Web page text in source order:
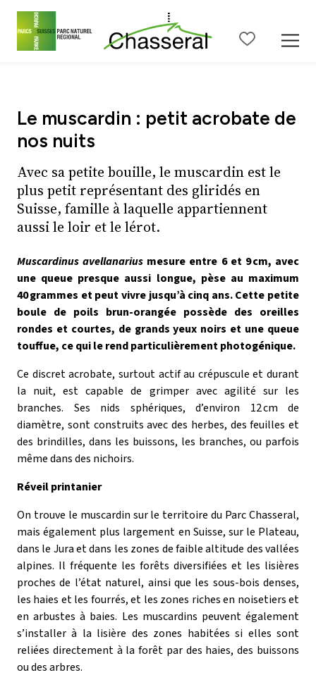
Contenu de la page
Le muscardin : petit acrobate de
nos nuits
Avec sa petite bouille, le muscardin est le
plus petit représentant des gliridés en
Suisse, famille à laquelle appartiennent
aussi le loir et le lérot.
Muscardinus avellanarius mesure entre 6 et 9cm, avec
une queue presque aussi longue, pèse au maximum
40grammes et peut vivre jusqu’à cinq ans. Cette petite
boule de poils brun-orangée possède des oreilles
rondes et courtes, de grands yeux noirs et une queue
touffue, ce qui le rend particulièrement photogénique.
Ce discret acrobate, surtout actif au crépuscule et durant
la nuit, est capable de grimper avec agilité sur les
branches. Ses nids sphériques, d’environ 12cm de
diamètre, sont construits avec des herbes, des feuilles et
des brindilles, dans les buissons, les branches, ou parfois
même dans des nichoirs.
Réveil printanier
On trouve le muscardin sur le territoire du Parc Chasseral,
mais également plus largement en Suisse, sur le Plateau,
dans le Jura et dans les zones de faible altitude des vallées
alpines. Il fréquente les forêts diversifiées et les lisières
proches de l’état naturel, ainsi que les sous-bois denses,
les haies et les fourrés, et les zones riches en noisetiers et
en arbustes à baies. Les muscardins peuvent également
s’installer à la lisière des zones habitées si elles sont
reliées directement à la forêt par des haies, des buissons
ou des arbres.